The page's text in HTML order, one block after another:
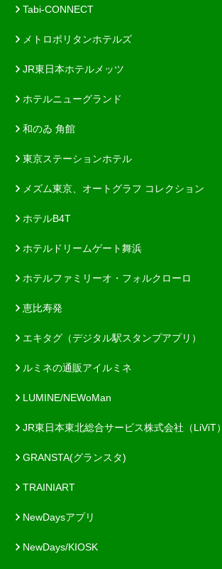
Tabi-CONNECT
メトロポリタンホテルズ
JR東日本ホテルメッツ
ホテルニューグランド
和のゐ 角館
東京ステーションホテル
メズム東京、オートグラフ コレクション
ホテルB4T
ホテルドリームゲート舞浜
ホテルファミリーオ・フォルクローロ
恵比寿発
エキタグ（デジタル駅スタンプアプリ）
ルミネの通販アイルミネ
LUMINE/NEWoMan
JR東日本東北総合サービス株式会社（LiViT）
GRANSTA(グランスタ)
TRAINIART
NewDaysアプリ
NewDays/KIOSK